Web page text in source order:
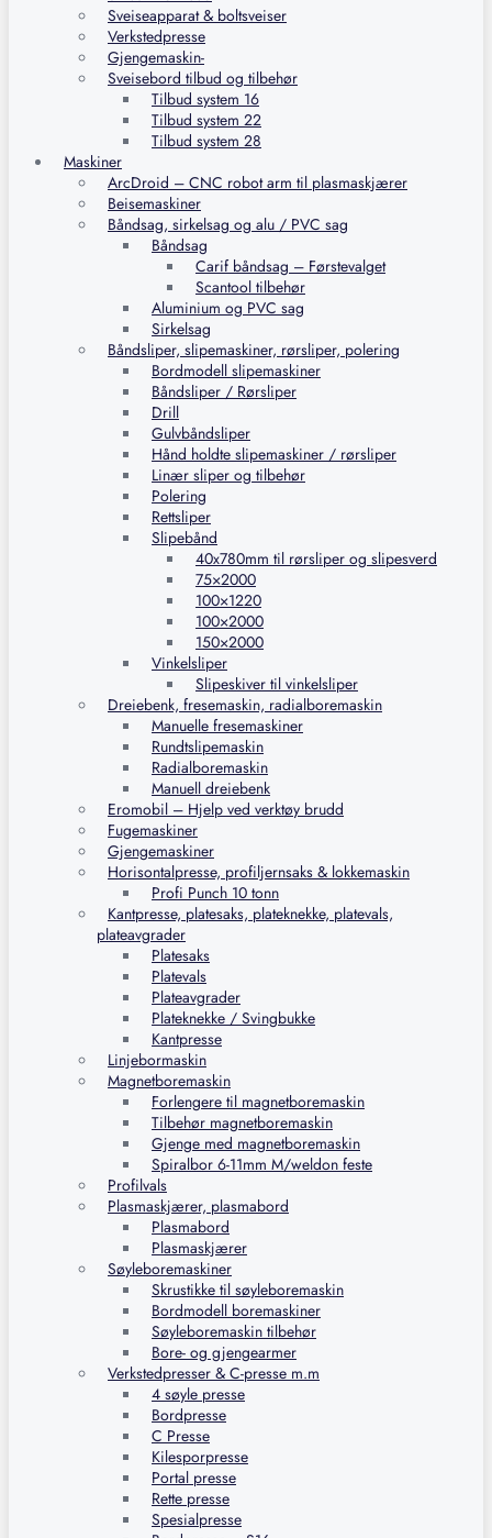
Sveiseapparat & boltsveiser
Verkstedpresse
Gjengemaskin-
Sveisebord tilbud og tilbehør
Tilbud system 16
Tilbud system 22
Tilbud system 28
Maskiner
ArcDroid – CNC robot arm til plasmaskjærer
Beisemaskiner
Båndsag, sirkelsag og alu / PVC sag
Båndsag
Carif båndsag – Førstevalget
Scantool tilbehør
Aluminium og PVC sag
Sirkelsag
Båndsliper, slipemaskiner, rørsliper, polering
Bordmodell slipemaskiner
Båndsliper / Rørsliper
Drill
Gulvbåndsliper
Hånd holdte slipemaskiner / rørsliper
Linær sliper og tilbehør
Polering
Rettsliper
Slipebånd
40x780mm til rørsliper og slipesverd
75×2000
100×1220
100×2000
150×2000
Vinkelsliper
Slipeskiver til vinkelsliper
Dreiebenk, fresemaskin, radialboremaskin
Manuelle fresemaskiner
Rundtslipemaskin
Radialboremaskin
Manuell dreiebenk
Eromobil – Hjelp ved verktøy brudd
Fugemaskiner
Gjengemaskiner
Horisontalpresse, profiljernsaks & lokkemaskin
Profi Punch 10 tonn
Kantpresse, platesaks, plateknekke, platevals,
plateavgrader
Platesaks
Platevals
Plateavgrader
Plateknekke / Svingbukke
Kantpresse
Linjebormaskin
Magnetboremaskin
Forlengere til magnetboremaskin
Tilbehør magnetboremaskin
Gjenge med magnetboremaskin
Spiralbor 6-11mm M/weldon feste
Profilvals
Plasmaskjærer, plasmabord
Plasmabord
Plasmaskjærer
Søyleboremaskiner
Skrustikke til søyleboremaskin
Bordmodell boremaskiner
Søyleboremaskin tilbehør
Bore- og gjengearmer
Verkstedpresser & C-presse m.m
4 søyle presse
Bordpresse
C Presse
Kilesporpresse
Portal presse
Rette presse
Spesialpresse